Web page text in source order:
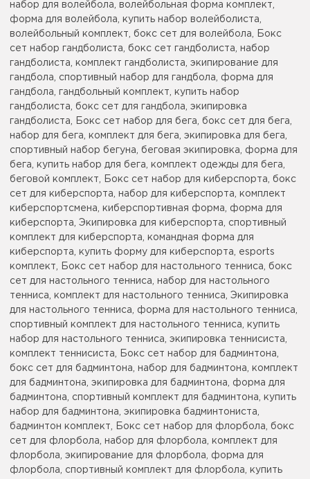
набор для волейбола, волейбольная форма комплект,
форма для волейбола, купить набор волейболиста,
волейбольный комплект, бокс сет для волейбола, Бокс
сет набор гандболиста, бокс сет гандболиста, набор
гандболиста, комплект гандболиста, экипирование для
гандбола, спортивный набор для гандбола, форма для
гандбола, гандбольный комплект, купить набор
гандболиста, бокс сет для гандбола, экипировка
гандболиста, Бокс сет набор для бега, бокс сет для бега,
набор для бега, комплект для бега, экипировка для бега,
спортивный набор бегуна, беговая экипировка, форма для
бега, купить набор для бега, комплект одежды для бега,
беговой комплект, Бокс сет набор для киберспорта, бокс
сет для киберспорта, набор для киберспорта, комплект
киберспортсмена, киберспортивная форма, форма для
киберспорта, Экипировка для киберспорта, спортивный
комплект для киберспорта, командная форма для
киберспорта, купить форму для киберспорта, esports
комплект, Бокс сет набор для настольного тенниса, бокс
сет для настольного тенниса, набор для настольного
тенниса, комплект для настольного тенниса, Экипировка
для настольного тенниса, форма для настольного тенниса,
спортивный комплект для настольного тенниса, купить
набор для настольного тенниса, экипировка теннисиста,
комплект теннисиста, Бокс сет набор для бадминтона,
бокс сет для бадминтона, набор для бадминтона, комплект
для бадминтона, экипировка для бадминтона, форма для
бадминтона, спортивный комплект для бадминтона, купить
набор для бадминтона, экипировка бадминтониста,
бадминтон комплект, Бокс сет набор для флорбола, бокс
сет для флорбола, набор для флорбола, комплект для
флорбола, экипирование для флорбола, форма для
флорбола, спортивный комплект для флорбола, купить